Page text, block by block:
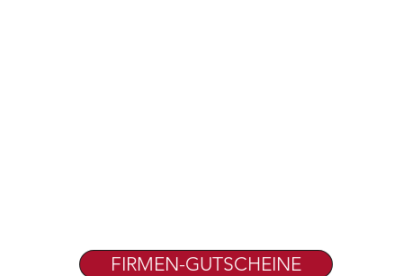
FIRMEN-GUTSCHEINE